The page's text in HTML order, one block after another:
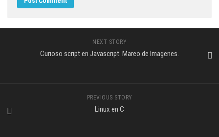
NEXT STORY
Curioso script en Javascript. Mareo de Imagenes.
PREVIOUS STORY
Linux en C